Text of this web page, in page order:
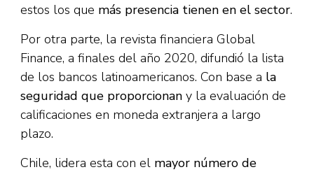
estos los que más presencia tienen en el sector.
Por otra parte, la revista financiera Global
Finance, a finales del año 2020, difundió la lista
de los bancos latinoamericanos. Con base a la
seguridad que proporcionan y la evaluación de
calificaciones en moneda extranjera a largo
plazo.
Chile, lidera esta con el mayor número de